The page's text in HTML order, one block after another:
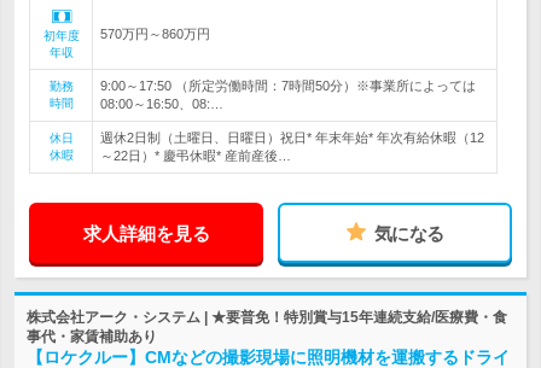
初年度
年収
570万円～860万円
勤務
時間
9:00～17:50 （所定労働時間：7時間50分）※事業所によっては
08:00～16:50、08:…
休日
休暇
週休2日制（土曜日、日曜日）祝日* 年末年始* 年次有給休暇（12
～22日）* 慶弔休暇* 産前産後…
求人詳細を見る 気になる
株式会社アーク・システム | ★要普免！特別賞与15年連続支給/医療費・食
事代・家賃補助あり
【ロケクルー】CMなどの撮影現場に照明機材を運搬するドライ